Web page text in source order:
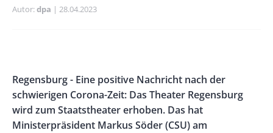
Autor dpa Publikationsdatum
28.04.2023
Left
Rectangle
Right
Body
Regensburg - Eine positive Nachricht nach der
schwierigen Corona-Zeit: Das Theater Regensburg
wird zum Staatstheater erhoben. Das hat
Ministerpräsident Markus Söder (CSU) am